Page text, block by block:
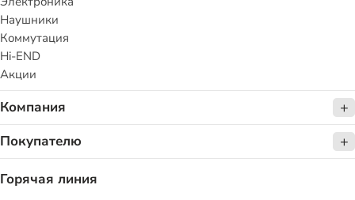
Наушники
Коммутация
Hi-END
Акции
Компания
Покупателю
Горячая линия